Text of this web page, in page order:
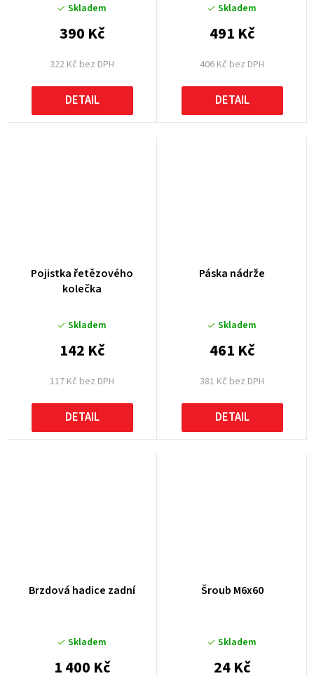
Skladem
322 Kč bez DPH
390 Kč
DETAIL
Skladem
406 Kč bez DPH
491 Kč
DETAIL
Pojistka řetězového
kolečka
Skladem
117 Kč bez DPH
142 Kč
DETAIL
Páska nádrže
Skladem
381 Kč bez DPH
461 Kč
DETAIL
Brzdová hadice zadní
Skladem
1 400 Kč
Šroub M6x60
Skladem
24 Kč